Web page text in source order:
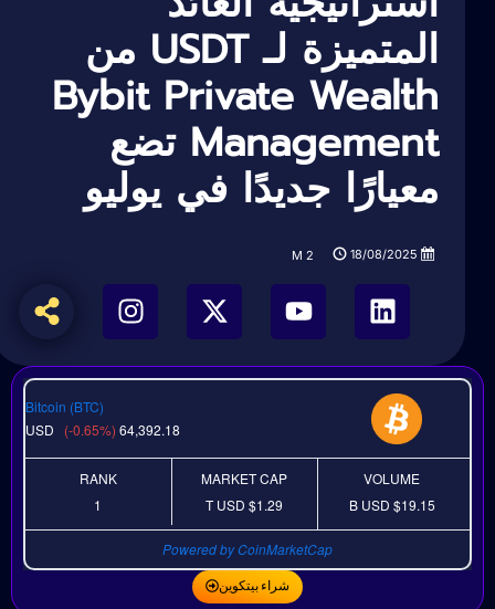
المتميزة لـ USDT من
Bybit Private Wealth
Management تضع
معيارًا جديدًا في يوليو
18/08/2025
M
Bitcoin (BTC)
64,392.18
USD (-0.65%)
RANK
MARKET CAP
$1.29 T
USD
VOLUME
$19.15 B
USD
Powered by CoinMarketCap
شراء بيتكوين